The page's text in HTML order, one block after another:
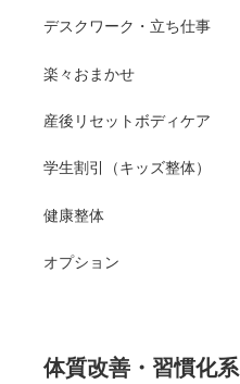
デスクワーク・立ち仕事
楽々おまかせ
産後リセットボディケア
学生割引（キッズ整体）
健康整体
オプション
体質改善・習慣化系